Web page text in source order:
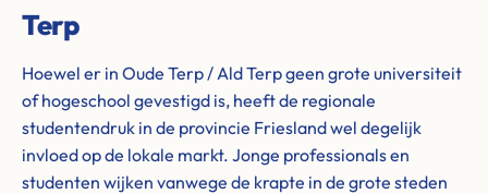
Terp
Hoewel er in Oude Terp / Ald Terp geen grote universiteit
of hogeschool gevestigd is, heeft de regionale
studentendruk in de provincie Friesland wel degelijk
invloed op de lokale markt. Jonge professionals en
studenten wijken vanwege de krapte in de grote steden